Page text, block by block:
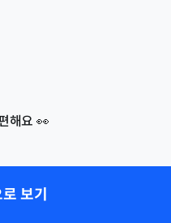
해요 👀
보기